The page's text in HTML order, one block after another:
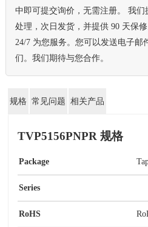
中即可提交询价，无需注册。 我
处理，次日发货，并提供 90 天保
24/7 为您服务。您可以发送电子邮
们。我们期待与您合作。
规格 常见问题 相关产品
TVP5156PNPR 规格
Package
Series
RoHS